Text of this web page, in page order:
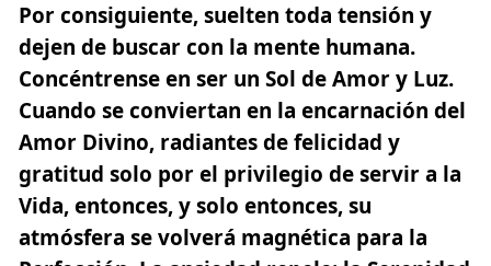
Por consiguiente, suelten toda tensión y
dejen de buscar con la mente humana.
Concéntrense en ser un Sol de Amor y Luz.
Cuando se conviertan en la encarnación del
Amor Divino, radiantes de felicidad y
gratitud solo por el privilegio de servir a la
Vida, entonces, y solo entonces, su
atmósfera se volverá magnética para la